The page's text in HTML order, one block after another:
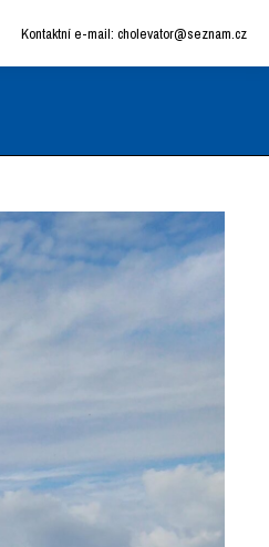
Kontaktní e-mail: cholevator@seznam.cz